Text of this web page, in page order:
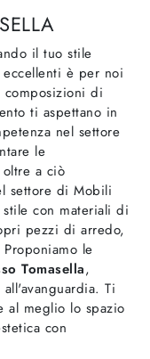
il tuo stile
è per noi
di
ti aspettano in
nel settore
le
a ciò
settore di Mobili
con materiali di
pezzi di arredo,
le
Tomasella,
Ti
al meglio lo spazio
con